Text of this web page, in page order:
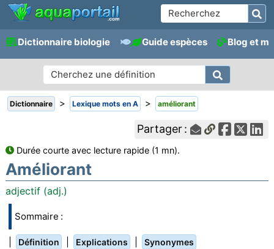
Dictionnaire biologie Guide espèces Blog et
Dictionnaire > Lexique mots en A > améliorant
Partager :
Durée courte avec lecture rapide (1 mn).
Améliorant
adjectif (adj.)
Sommaire :
Définition Explications Synonymes